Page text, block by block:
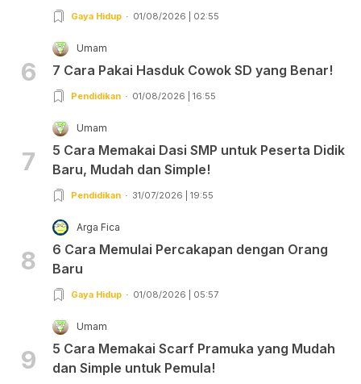
Gaya Hidup 01/08/2026 | 02:55
6
Umam
7 Cara Pakai Hasduk Cowok SD yang Benar!
Pendidikan 01/08/2026 | 16:55
7
Umam
5 Cara Memakai Dasi SMP untuk Peserta Didik
Baru, Mudah dan Simple!
Pendidikan 31/07/2026 | 19:55
8
Arga Fica
6 Cara Memulai Percakapan dengan Orang
Baru
Gaya Hidup 01/08/2026 | 05:57
9
Umam
5 Cara Memakai Scarf Pramuka yang Mudah
dan Simple untuk Pemula!